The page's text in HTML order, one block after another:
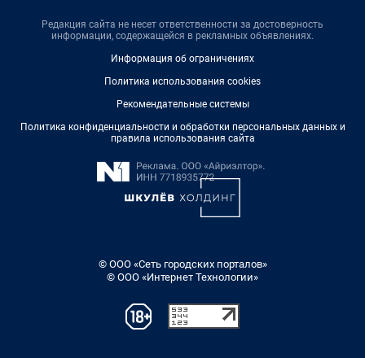
Редакция сайта не несет ответственности за достоверность
информации, содержащейся в рекламных объявлениях.
Информация об ограничениях
Политика использования cookies
Рекомендательные системы
Политика конфиденциальности и обработки персональных данных и
правила использования сайта
© ООО «Сеть городских порталов»
© ООО «Интернет Технологии»